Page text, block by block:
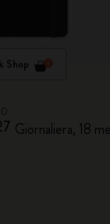
Shop
Giornaliera, 18